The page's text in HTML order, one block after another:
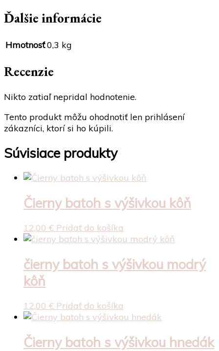
Ďalšie informácie
Hmotnosť0,3 kg
Recenzie
Nikto zatiaľ nepridal hodnotenie.
Tento produkt môžu ohodnotiť len prihlásení
zákazníci, ktorí si ho kúpili.
Súvisiace produkty
Čierny batoh s výšivkou kôň
12,00 € Pridať do košíka
čierny batoh s výšivkou modrý
kôň
12,00 € Pridať do košíka
Čierny batoh s výšivkou hnedák